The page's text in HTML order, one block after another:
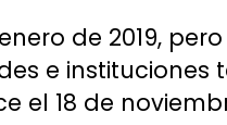
de 2019,
e
el 18 de